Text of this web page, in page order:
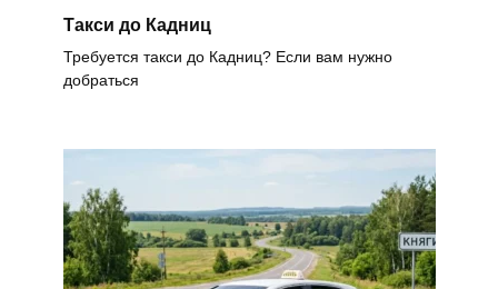
Такси до Кадниц
Требуется такси до Кадниц? Если вам нужно
добраться